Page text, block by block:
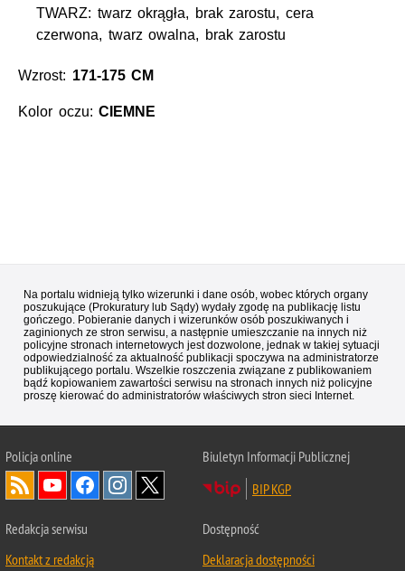
TWARZ: twarz okrągła, brak zarostu, cera
czerwona, twarz owalna, brak zarostu
Wzrost: 171-175 CM
Kolor oczu:CIEMNE
Na portalu widnieją tylko wizerunki i dane osób, wobec których organy
poszukujące (Prokuratury lub Sądy) wydały zgodę na publikację listu
gończego. Pobieranie danych i wizerunków osób poszukiwanych i
zaginionych ze stron serwisu, a następnie umieszczanie na innych niż
policyjne stronach internetowych jest dozwolone, jednak w takiej sytuacji
odpowiedzialność za aktualność publikacji spoczywa na administratorze
publikującego portalu. Wszelkie roszczenia związane z publikowaniem
bądź kopiowaniem zawartości serwisu na stronach innych niż policyjne
proszę kierować do administratorów właściwych stron sieci Internet.
Policjaonline
Biuletyn Informacji Publicznej
BIP KGP
Redakcja serwisu
Kontakt z redakcją
Dostępność
Deklaracja dostępności